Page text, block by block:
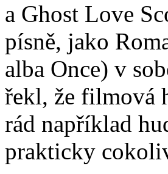
a Ghost Love
písně, jako
alba Once) v
řekl, že filmová
rád například
prakticky